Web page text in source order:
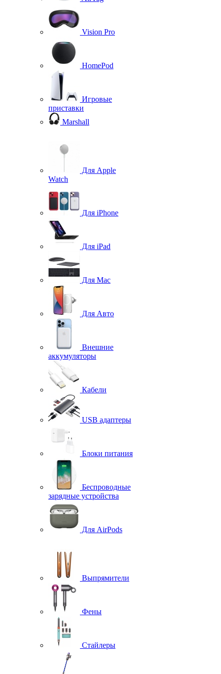
Vision Pro
HomePod
Игровые
приставки
Marshall
Для Apple
Watch
Для iPhone
Для iPad
Для Mac
Для Авто
Внешние
аккумуляторы
Кабели
USB адаптеры
Блоки питания
Беспроводные
зарядные устройства
Для AirPods
Выпрямители
Фены
Стайлеры